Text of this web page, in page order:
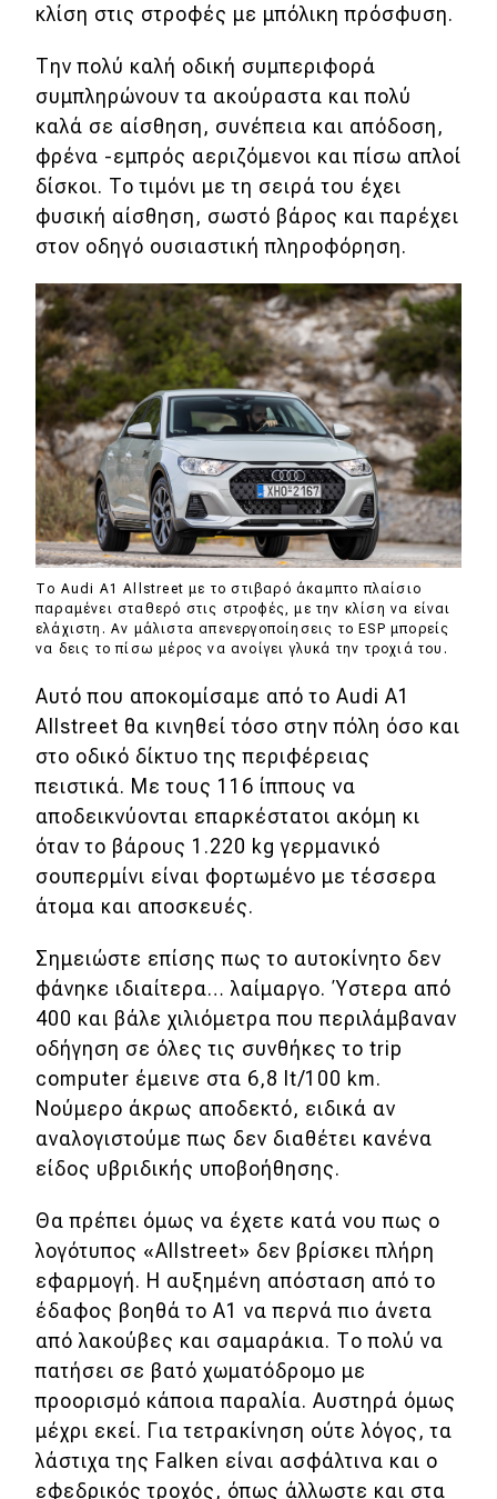
κλίση στις στροφές με μπόλικη πρόσφυση.
Την πολύ καλή οδική συμπεριφορά
συμπληρώνουν τα ακούραστα και πολύ
καλά σε αίσθηση, συνέπεια και απόδοση,
φρένα -εμπρός αεριζόμενοι και πίσω απλοί
δίσκοι. To τιμόνι με τη σειρά του έχει
φυσική αίσθηση, σωστό βάρος και παρέχει
στον οδηγό ουσιαστική πληροφόρηση.
Το Audi A1 Allstreet με το στιβαρό άκαμπτο πλαίσιο
παραμένει σταθερό στις στροφές, με την κλίση να είναι
ελάχιστη. Αν μάλιστα απενεργοποίησεις το ESP μπορείς
να δεις το πίσω μέρος να ανοίγει γλυκά την τροχιά του.
Αυτό που αποκομίσαμε από το Audi A1
Allstreet θα κινηθεί τόσο στην πόλη όσο και
στο οδικό δίκτυο της περιφέρειας
πειστικά. Με τους 116 ίππους να
αποδεικνύονται επαρκέστατοι ακόμη κι
όταν το βάρους 1.220 kg γερμανικό
σουπερμίνι είναι φορτωμένο με τέσσερα
άτομα και αποσκευές.
Σημειώστε επίσης πως το αυτοκίνητο δεν
φάνηκε ιδιαίτερα… λαίμαργο. Ύστερα από
400 και βάλε χιλιόμετρα που περιλάμβαναν
οδήγηση σε όλες τις συνθήκες το trip
computer έμεινε στα 6,8 lt/100 km.
Νούμερο άκρως αποδεκτό, ειδικά αν
αναλογιστούμε πως δεν διαθέτει κανένα
είδος υβριδικής υποβοήθησης.
Θα πρέπει όμως να έχετε κατά νου πως ο
λογότυπος «Allstreet» δεν βρίσκει πλήρη
εφαρμογή. Η αυξημένη απόσταση από το
έδαφος βοηθά το A1 να περνά πιο άνετα
από λακούβες και σαμαράκια. Το πολύ να
πατήσει σε βατό χωματόδρομο με
προορισμό κάποια παραλία. Αυστηρά όμως
μέχρι εκεί. Για τετρακίνηση ούτε λόγος, τα
λάστιχα της Falken είναι ασφάλτινα και ο
εφεδρικός τροχός, όπως άλλωστε και στα